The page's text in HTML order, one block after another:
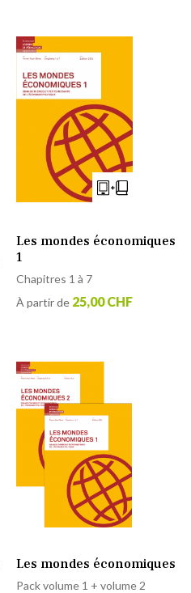
Les mondes économiques
1
Chapitres 1 à 7
À partir de 25,00 CHF
Les mondes économiques
Pack volume 1 + volume 2